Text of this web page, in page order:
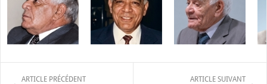
ARTICLE PRÉCÉDENT ARTICLE SUIVANT